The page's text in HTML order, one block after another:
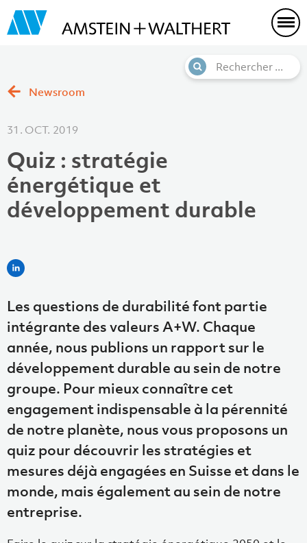
Newsroom
31. OCT. 2019
Quiz : stratégie
énergétique et
développement durable
Les questions de durabilité font partie
intégrante des valeurs A+W. Chaque
année, nous publions un rapport sur le
développement durable au sein de notre
groupe. Pour mieux connaître cet
engagement indispensable à la pérennité
de notre planète, nous vous proposons un
quiz pour découvrir les stratégies et
mesures déjà engagées en Suisse et dans le
monde, mais également au sein de notre
entreprise.